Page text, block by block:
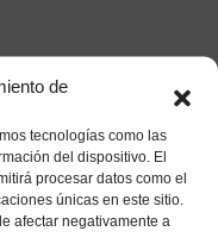
de
tecnologías como las
del dispositivo. El
procesar datos como el
únicas en este sitio.
afectar negativamente a
de gambas
tal y como te
aceite de oliva
terminarlo con una
de naranja.
recetas/vinagreta-